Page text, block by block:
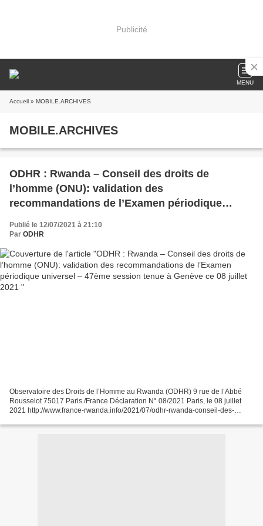
Publicité
MENU
Accueil » MOBILE.ARCHIVES
MOBILE.ARCHIVES
ODHR : Rwanda – Conseil des droits de
l’homme (ONU): validation des
recommandations de l’Examen périodique
universel – 47ème session tenue à Genève ce 08
juillet 2021
Publié le 12/07/2021 à 21:10
Par ODHR
Observatoire des Droits de l’Homme au Rwanda (ODHR) 9 rue de l’Abbé
Rousselot 75017 Paris /France Déclaration N° 08/2021 Paris, le 08 juillet
2021 http://www.france-rwanda.info/2021/07/odhr-rwanda-conseil-des-
periodique-universel-47eme-session-tenue-a...